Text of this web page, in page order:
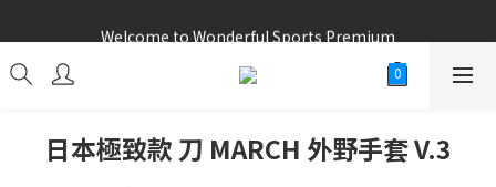
Welcome to Wonderful Sports Premium
日本極致款 刀 MARCH 外野手套 V.3